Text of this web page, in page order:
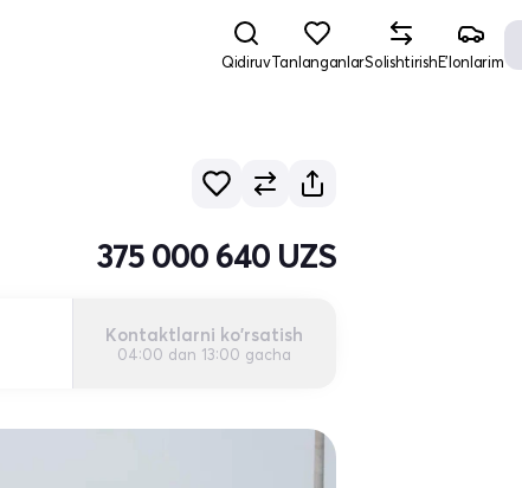
QidiruvTanlanganlarSolishtirishE'lonlarim
375 000 640 UZS
Kontaktlarni ko'rsatish
04:00 dan 13:00 gacha